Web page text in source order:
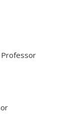
Professor